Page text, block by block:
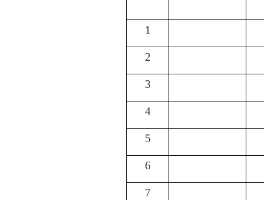
1
2
3
4
5
6
7